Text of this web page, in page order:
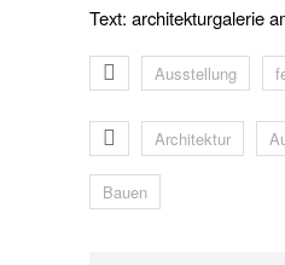
Text: architekturgalerie
Ausstellung
Architektur
Bauen